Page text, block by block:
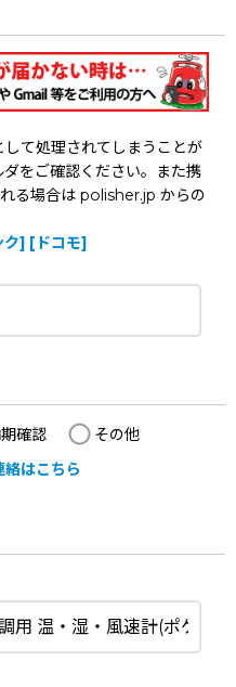
て処理されてしまうことが
をご確認ください。また携
る場合は polisher.jp からの
ク] [ドコモ]
確認
その他
はこちら